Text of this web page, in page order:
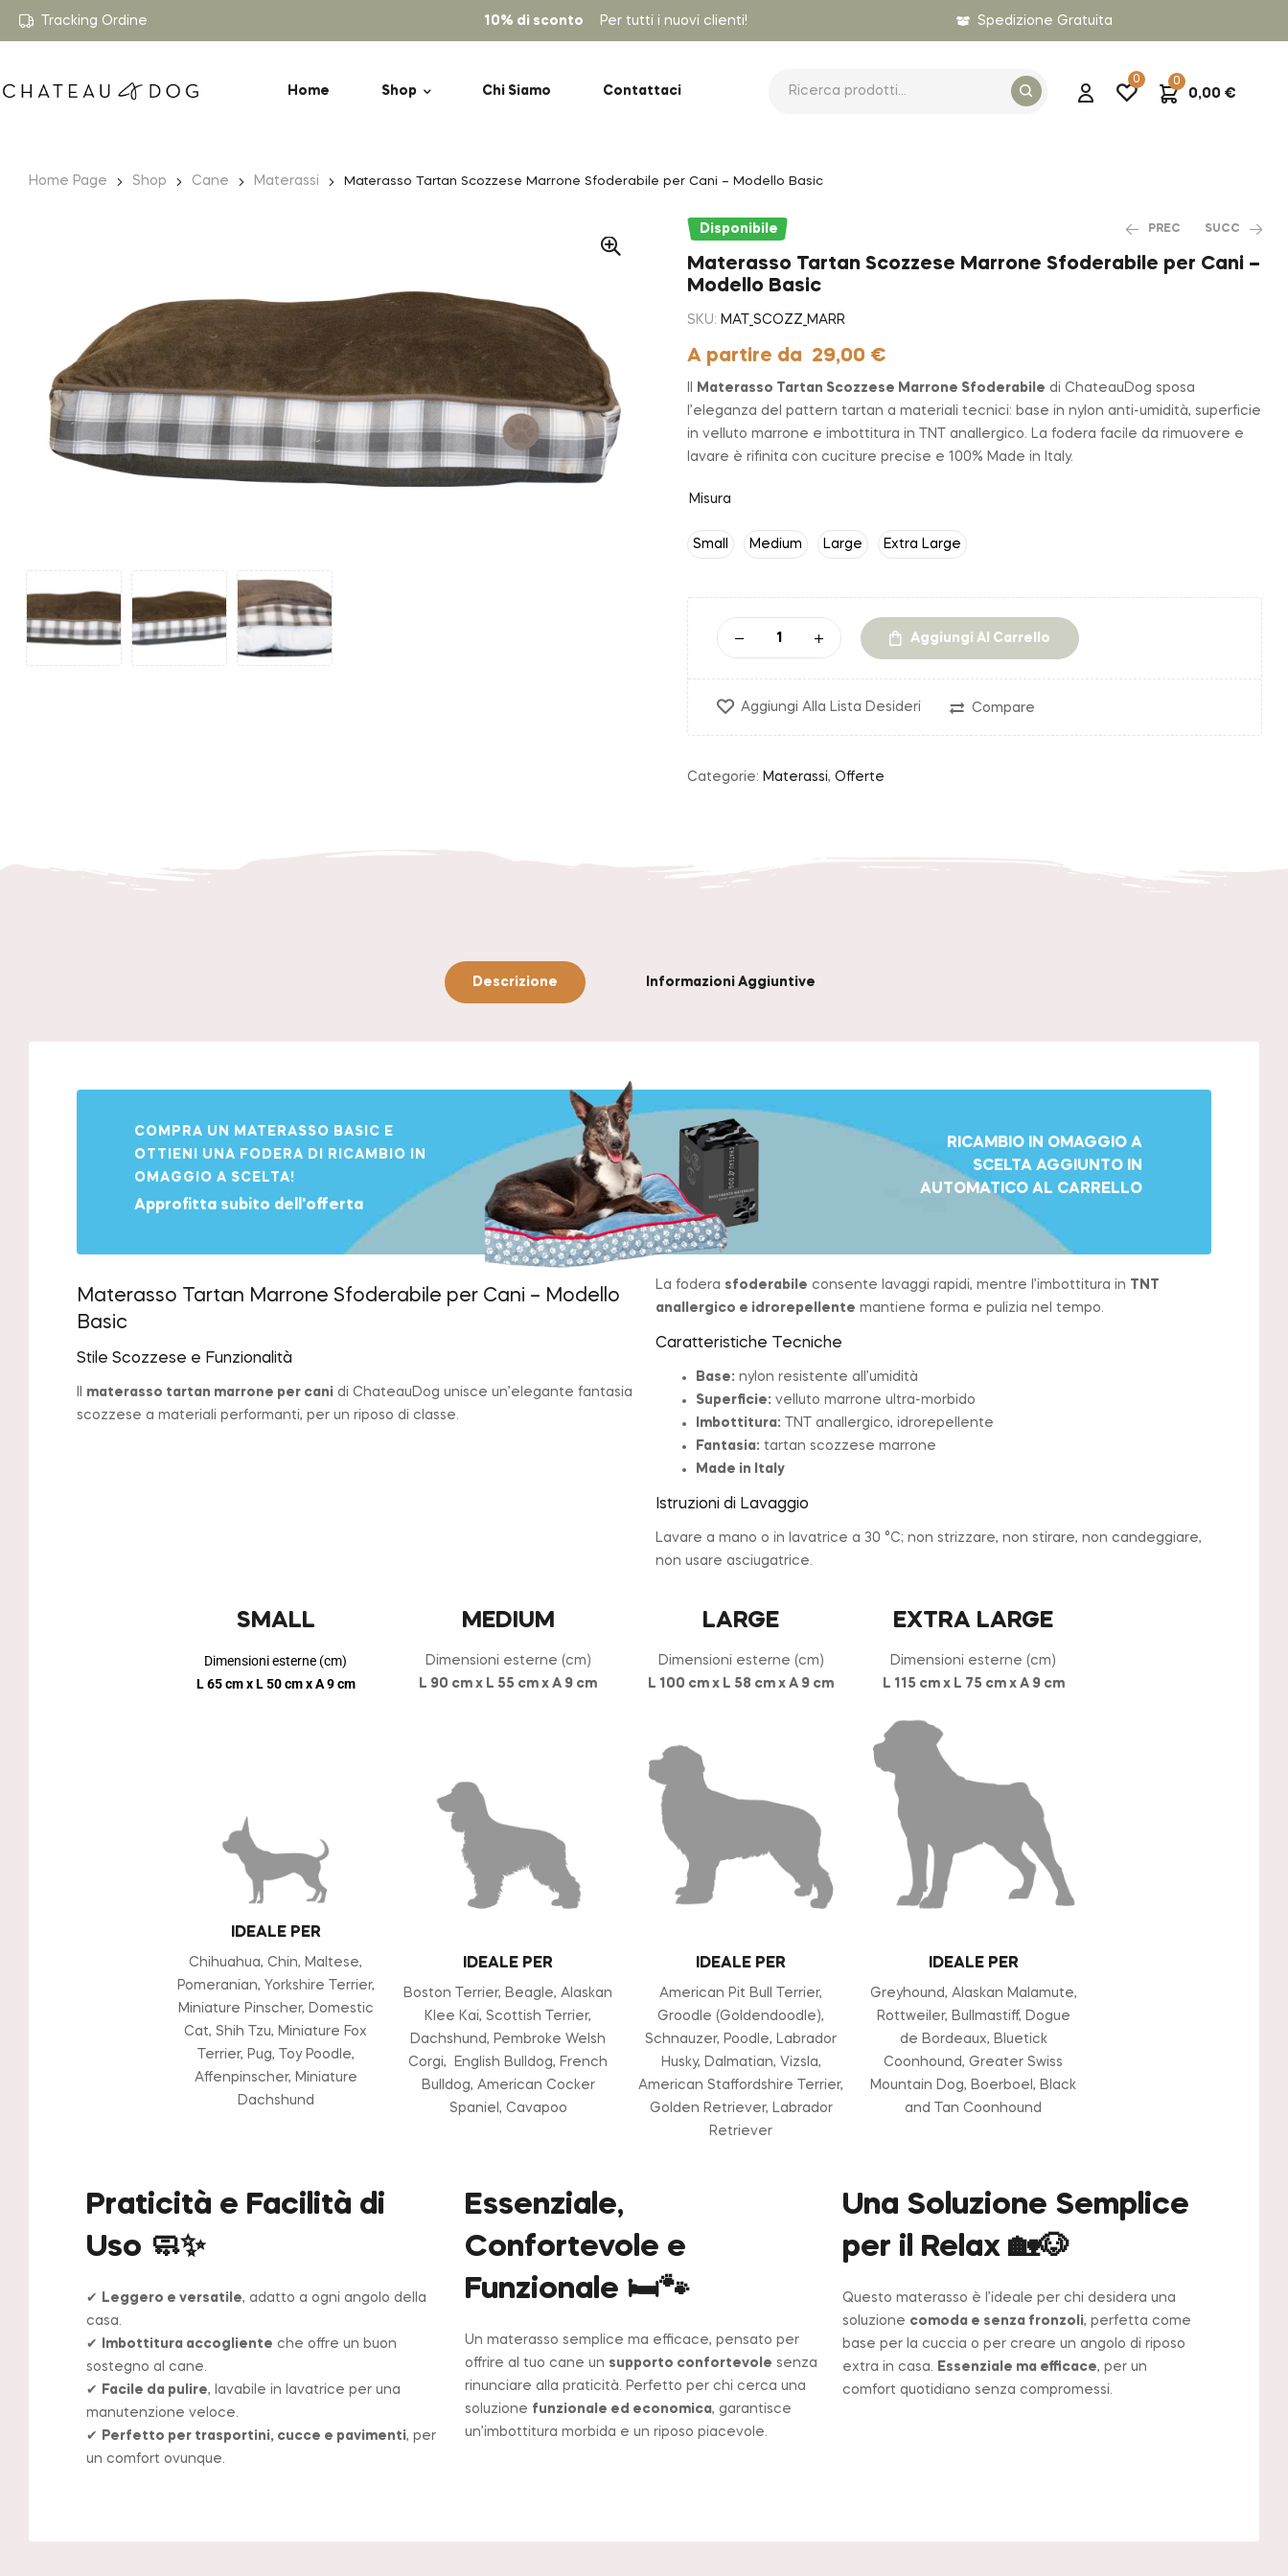
Tracking Ordine Per tutti i nuovi clienti!
10% di sconto Spedizione Gratuita
Home Shop Chi Siamo Contattaci
0 0
0,00 €
Home Page Shop Cane Materassi Materasso Tartan Scozzese Marrone Sfoderabile per Cani – Modello Basic
Disponibile PREC SUCC
Materasso Tartan Scozzese Marrone Sfoderabile per Cani –
Modello Basic
SKU: MAT_SCOZZ_MARR
A partire da 29,00 €
Materasso Tartan Scozzese Marrone Sfoderabile di ChateauDog sposa
l’eleganza del pattern tartan a materiali tecnici: base in nylon anti-umidità, superficie
in velluto marrone e imbottitura in TNT anallergico. La fodera facile da rimuovere e
lavare è rifinita con cuciture precise e 100% Made in Italy.
Misura
Small Medium Large Extra Large
Aggiungi Al Carrello
Aggiungi Alla Lista Desideri Compare
Categorie: Materassi, Offerte
Descrizione Informazioni Aggiuntive
COMPRA UN MATERASSO BASIC E
OTTIENI UNA FODERA DI RICAMBIO IN
OMAGGIO A SCELTA!
Approfitta subito dell'offerta
RICAMBIO IN OMAGGIO A
SCELTA AGGIUNTO IN
AUTOMATICO AL CARRELLO
Materasso Tartan Marrone Sfoderabile per Cani – Modello
Basic
Stile Scozzese e Funzionalità
materasso tartan marrone per cani di ChateauDog unisce un’elegante fantasia
scozzese a materiali performanti, per un riposo di classe.
La fodera sfoderabile consente lavaggi rapidi, mentre l’imbottitura in TNT
anallergico e idrorepellente mantiene forma e pulizia nel tempo.
Caratteristiche Tecniche
Base: nylon resistente all’umidità
Superficie: velluto marrone ultra-morbido
Imbottitura: TNT anallergico, idrorepellente
Fantasia: tartan scozzese marrone
Made in Italy
Istruzioni di Lavaggio
Lavare a mano o in lavatrice a 30 °C; non strizzare, non stirare, non candeggiare,
non usare asciugatrice.
SMALL
Dimensioni esterne (cm)
L 65 cm x L 50 cm x A 9 cm
IDEALE PER
Chihuahua, Chin, Maltese,
Pomeranian, Yorkshire Terrier,
Miniature Pinscher, Domestic
Cat, Shih Tzu, Miniature Fox
Terrier, Pug, Toy Poodle,
Affenpinscher, Miniature
Dachshund
MEDIUM
Dimensioni esterne (cm)
L 90 cm x L 55 cm x A 9 cm
IDEALE PER
Boston Terrier, Beagle, Alaskan
Klee Kai, Scottish Terrier,
Dachshund, Pembroke Welsh
Corgi, English Bulldog, French
Bulldog, American Cocker
Spaniel, Cavapoo
LARGE
Dimensioni esterne (cm)
L 100 cm x L 58 cm x A 9 cm
IDEALE PER
American Pit Bull Terrier,
Groodle (Goldendoodle),
Schnauzer, Poodle, Labrador
Husky, Dalmatian, Vizsla,
American Staffordshire Terrier,
Golden Retriever, Labrador
Retriever
EXTRA LARGE
Dimensioni esterne (cm)
L 115 cm x L 75 cm x A 9 cm
IDEALE PER
Greyhound, Alaskan Malamute,
Rottweiler, Bullmastiff, Dogue
de Bordeaux, Bluetick
Coonhound, Greater Swiss
Mountain Dog, Boerboel, Black
and Tan Coonhound
Praticità e Facilità di
Uso 🧼✨
✔ Leggero e versatile, adatto a ogni angolo della
casa.
✔
Imbottitura accogliente che offre un buon
sostegno al cane.
✔
Facile da pulire, lavabile in lavatrice per una
manutenzione veloce.
✔
Perfetto per trasportini, cucce e pavimenti, per
un comfort ovunque.
Essenziale,
Confortevole e
Funzionale 🛏️🐾
Un materasso semplice ma efficace, pensato per
offrire al tuo cane un supporto confortevole senza
rinunciare alla praticità. Perfetto per chi cerca una
soluzione funzionale ed economica, garantisce
un’imbottitura morbida e un riposo piacevole.
Una Soluzione Semplice
per il Relax 🏡🐶
Questo materasso è l’ideale per chi desidera una
soluzione comoda e senza fronzoli, perfetta come
base per la cuccia o per creare un angolo di riposo
extra in casa.
Essenziale ma efficace, per un
comfort quotidiano senza compromessi.